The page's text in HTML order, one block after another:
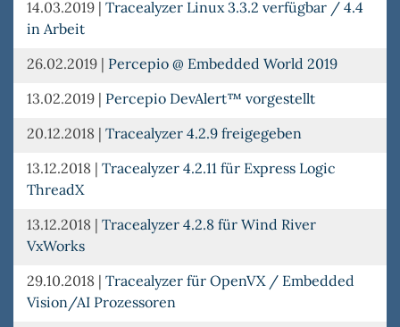
14.03.2019 | Tracealyzer Linux 3.3.2 verfügbar / 4.4
in Arbeit
26.02.2019 | Percepio @ Embedded World 2019
13.02.2019 | Percepio DevAlert™ vorgestellt
20.12.2018 | Tracealyzer 4.2.9 freigegeben
13.12.2018 | Tracealyzer 4.2.11 für Express Logic
ThreadX
13.12.2018 | Tracealyzer 4.2.8 für Wind River
VxWorks
29.10.2018 | Tracealyzer für OpenVX / Embedded
Vision/AI Prozessoren